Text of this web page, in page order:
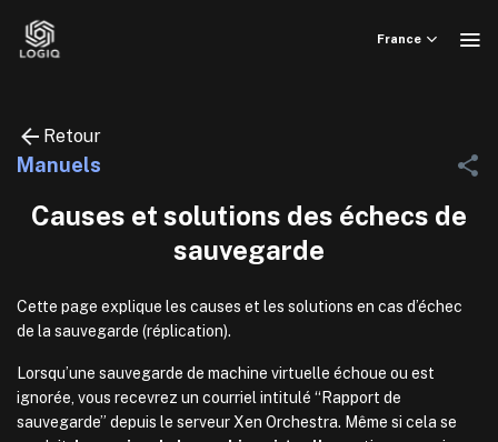
France
Retour
Manuels
Causes et solutions des échecs de
sauvegarde
Cette page explique les causes et les solutions en cas d’échec
de la sauvegarde (réplication).
Lorsqu’une sauvegarde de machine virtuelle échoue ou est
ignorée, vous recevrez un courriel intitulé “Rapport de
sauvegarde” depuis le serveur Xen Orchestra. Même si cela se